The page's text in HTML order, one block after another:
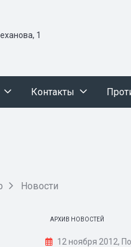
1
Контакты
Новости
АРХИВ НОВОСТЕЙ
12 ноября 2012,